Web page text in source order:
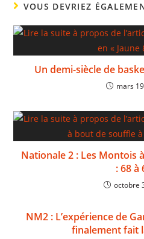
VOUS DEVRIEZ
Un demi-siècle de
mars
Nationale 2 : Les Montois
: 68 à
octobre
NM2 : L’expérience de
finalement fait